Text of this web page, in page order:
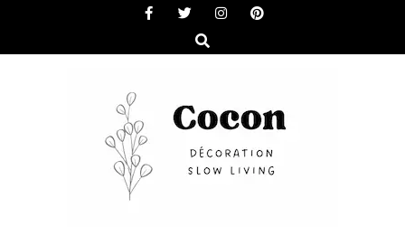
content
Search